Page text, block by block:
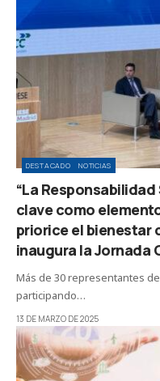
DESTACADO NOTICIAS
“La
clave como
priorice el bienestar
inaugura la Jornada
Más de 30 representantes
participando…
13 DE MARZO DE 2025